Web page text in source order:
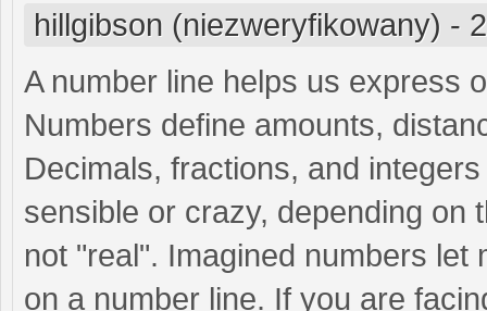
hillgibson (niezweryfikowany) -
A number line helps us express
Numbers define amounts,
Decimals, fractions, and
sensible or crazy, depending on
not "real". Imagined numbers
on a number line. If you are